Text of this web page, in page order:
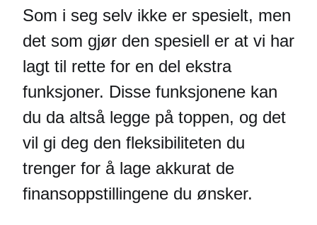
Som i seg selv ikke er spesielt, men
det som gjør den spesiell er at vi har
lagt til rette for en del ekstra
funksjoner. Disse funksjonene kan
du da altså legge på toppen, og det
vil gi deg den fleksibiliteten du
trenger for å lage akkurat de
finansoppstillingene du ønsker.